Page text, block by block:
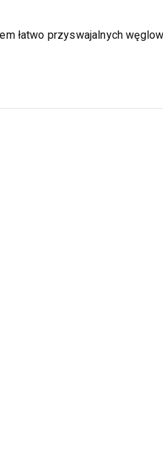
łatwo przyswajalnych